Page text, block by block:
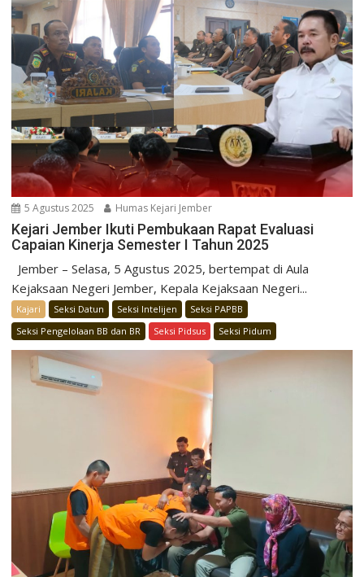
5 Agustus 2025 Humas Kejari Jember
Kejari Jember Ikuti Pembukaan Rapat Evaluasi
Capaian Kinerja Semester I Tahun 2025
Jember – Selasa, 5 Agustus 2025, bertempat di Aula
Kejaksaan Negeri Jember, Kepala Kejaksaan Negeri...
Kajari Seksi Datun Seksi Intelijen
Seksi PAPBB
Seksi Pengelolaan BB dan BR
Seksi Pidsus Seksi Pidum